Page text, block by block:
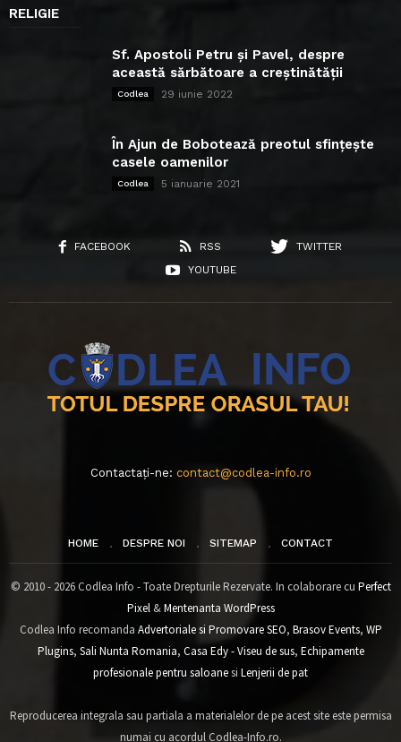
RELIGIE
Sf. Apostoli Petru și Pavel, despre
această sărbătoare a creștinătății
Codlea 29 iunie 2022
În Ajun de Bobotează preotul sfințește
casele oamenilor
Codlea 5 ianuarie 2021
FACEBOOK RSS
TWITTER
YOUTUBE
Contactați-ne: contact@codlea-info.ro
HOME DESPRE NOI SITEMAP CONTACT
© 2010 - 2026 Codlea Info - Toate Drepturile Rezervate. In colaborare cu Perfect
Pixel&Mentenanta WordPress
Codlea Info recomanda Advertoriale si Promovare SEO, Brasov Events, WP
Plugins, Sali Nunta Romania, Casa Edy - Viseu de sus, Echipamente
profesionale pentru saloanesi Lenjerii de pat
Reproducerea integrala sau partiala a materialelor de pe acest site este permisa
numai cu acordul Codlea-Info.ro.